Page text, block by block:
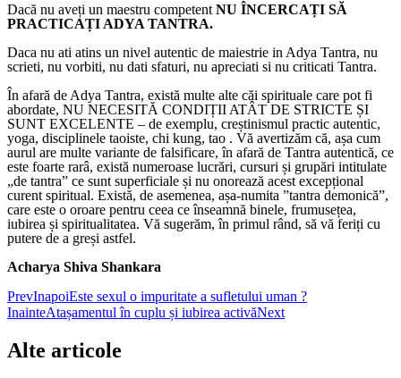
Dacă nu aveți un maestru competent NU ÎNCERCAȚI SĂ
PRACTICAȚI ADYA TANTRA.
Daca nu ati atins un nivel autentic de maiestrie in Adya Tantra, nu
scrieti, nu vorbiti, nu dati sfaturi, nu apreciati si nu criticati Tantra.
În afară de Adya Tantra, există multe alte căi spirituale care pot fi
abordate, NU NECESITĂ CONDIȚII ATÂT DE STRICTE ȘI
SUNT EXCELENTE – de exemplu, creștinismul practic autentic,
yoga, disciplinele taoiste, chi kung, tao . Vă avertizăm că, așa cum
aurul are multe variante de falsificare, în afară de Tantra autentică, ce
este foarte rarâ, există numeroase lucrări, cursuri și grupări intitulate
„de tantra” ce sunt superficiale și nu onorează acest excepțional
curent spiritual. Există, de asemenea, așa-numita ”tantra demonică”,
care este o oroare pentru ceea ce înseamnă binele, frumusețea,
iubirea și spiritualitatea. Vă sugerăm, în primul rând, să vă feriți cu
putere de a greși astfel.
Acharya Shiva Shankara
PrevInapoiEste sexul o impuritate a sufletului uman ?
InainteAtașamentul în cuplu și iubirea activăNext
Alte articole